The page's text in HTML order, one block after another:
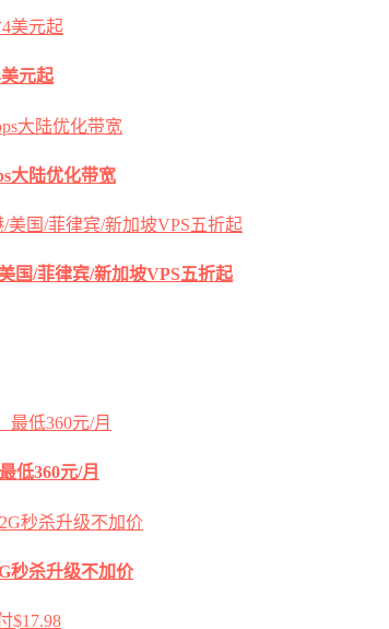
元起
大陆优化带宽
国/菲律宾/新加坡VPS五折起
低360元/月
秒杀升级不加价